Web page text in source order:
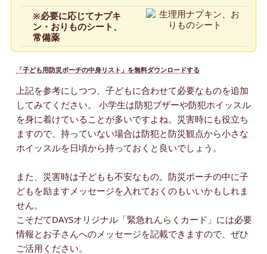
※必要に応じてナプキ
ン・おりものシート、
常備薬
「子ども用防災ポーチの中身リスト」を無料ダウンロードする
上記を参考にしつつ、子どもに合わせて必要なものを追加
してみてください。 小学生は防犯ブザーや防犯ホイッスル
を身に着けていることが多いですよね。災害時にも役立ち
ますので、持っていない場合は防犯と防災観点から小さな
ホイッスルを日頃から持っておくと良いでしょう。
また、災害時は子どもも不安なもの。防災ポーチの中に子
どもを励ますメッセージを入れておくのもいいかもしれま
せん。
こそだてDAYSオリジナル「緊急れんらくカード」には必要
情報とお子さんへのメッセージを記載できますので、ぜひ
ご活用ください。